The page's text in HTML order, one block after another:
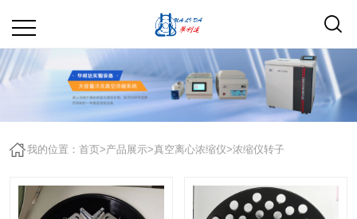
我的位置：首页>产品展示>真空离心浓缩仪>浓缩仪转子